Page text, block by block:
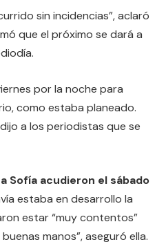
sin incidencias”, aclaró
que el próximo se dará a
por la noche para
como estaba planeado.
a los periodistas que se
Sofía acudieron el sábado
estaba en desarrollo la
estar “muy contentos”
manos”, aseguró ella.